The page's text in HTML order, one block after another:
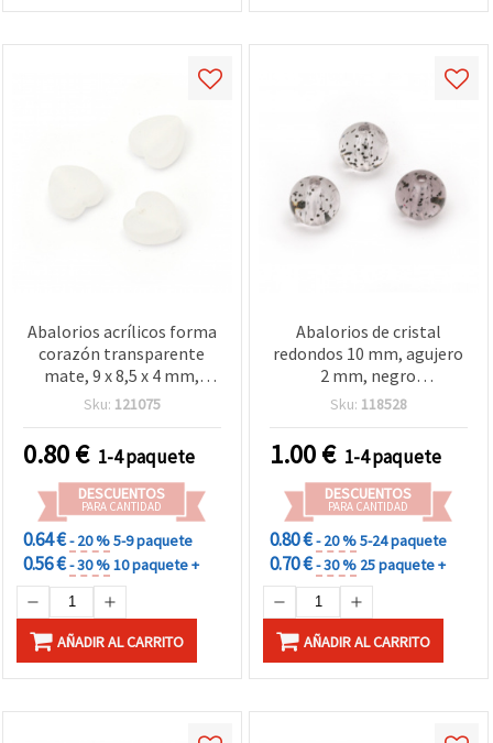
Abalorios acrílicos forma
corazón transparente
mate, 9 x 8,5 x 4 mm,
agujero 2 mm, blanco, 20
Sku: 121075
0.80€ 1-4 paquete
DESCUENTOS
PARA CANTIDAD
0.64 €- 20 %5-9 paquete
0.56 €- 30 %10 paquete +
AÑADIR AL CARRITO
Abalorios de cristal
redondos 10 mm, agujero
2 mm, negro
transparente con
Sku: 118528
1.00€ 1-4 paquete
DESCUENTOS
PARA CANTIDAD
0.80 €- 20 %5-24 paquete
0.70 €- 30 % 25 paquete +
AÑADIR AL CARRITO